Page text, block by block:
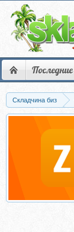
Складчина биз